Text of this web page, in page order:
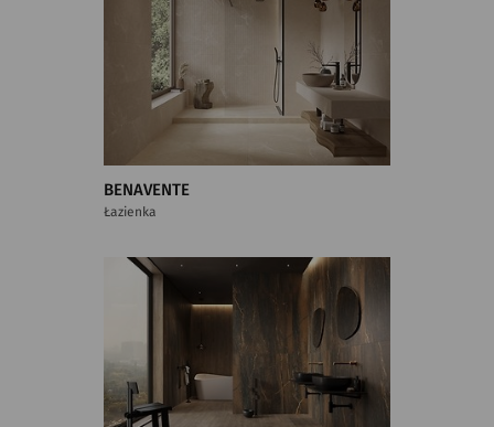
BENAVENTE
Łazienka